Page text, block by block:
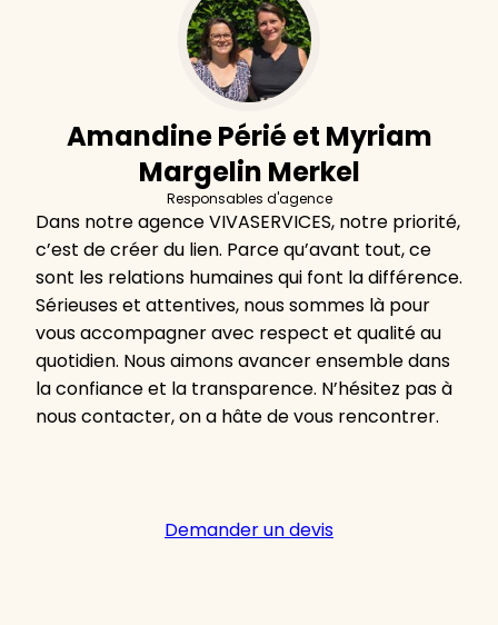
Amandine Périé et Myriam
Margelin Merkel
Responsables d'agence
Dans notre agence VIVASERVICES, notre priorité,
c’est de créer du lien. Parce qu’avant tout, ce
sont les relations humaines qui font la différence.
Sérieuses et attentives, nous sommes là pour
vous accompagner avec respect et qualité au
quotidien. Nous aimons avancer ensemble dans
la confiance et la transparence. N’hésitez pas à
nous contacter, on a hâte de vous rencontrer.
Demander un devis